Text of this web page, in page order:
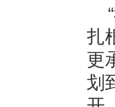
扎
更
划